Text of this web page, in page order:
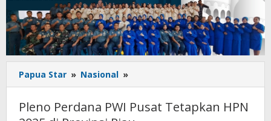
Papua Star » Nasional »
Perdana
Pusat
Pleno Perdana PWI Pusat Tetapkan HPN